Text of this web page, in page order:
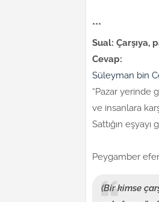
***
Sual: Çarşıya,
Cevap:
Süleyman bin
“Pazar yerinde
ve insanlara
Sattığın
Peygamber
(Bir kimse